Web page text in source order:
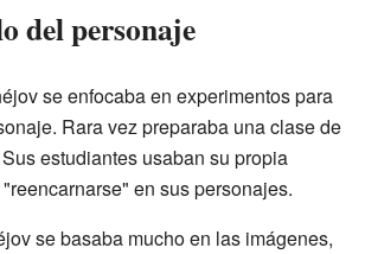
del personaje
se enfocaba en experimentos para
Rara vez preparaba una clase de
estudiantes usaban su propia
en sus personajes.
se basaba mucho en las imágenes,